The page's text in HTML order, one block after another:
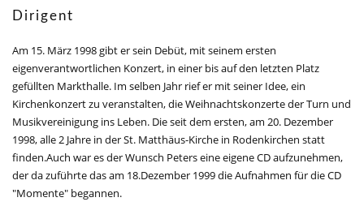
Dirigent
Am 15. März 1998 gibt er sein Debüt, mit seinem ersten
eigenverantwortlichen Konzert, in einer bis auf den letzten Platz
gefüllten Markthalle. Im selben Jahr rief er mit seiner Idee, ein
Kirchenkonzert zu veranstalten, die Weihnachtskonzerte der Turn und
Musikvereinigung ins Leben. Die seit dem ersten, am 20. Dezember
1998, alle 2 Jahre in der St. Matthäus-Kirche in Rodenkirchen statt
finden.Auch war es der Wunsch Peters eine eigene CD aufzunehmen,
der da zuführte das am 18.Dezember 1999 die Aufnahmen für die CD
"Momente" begannen.